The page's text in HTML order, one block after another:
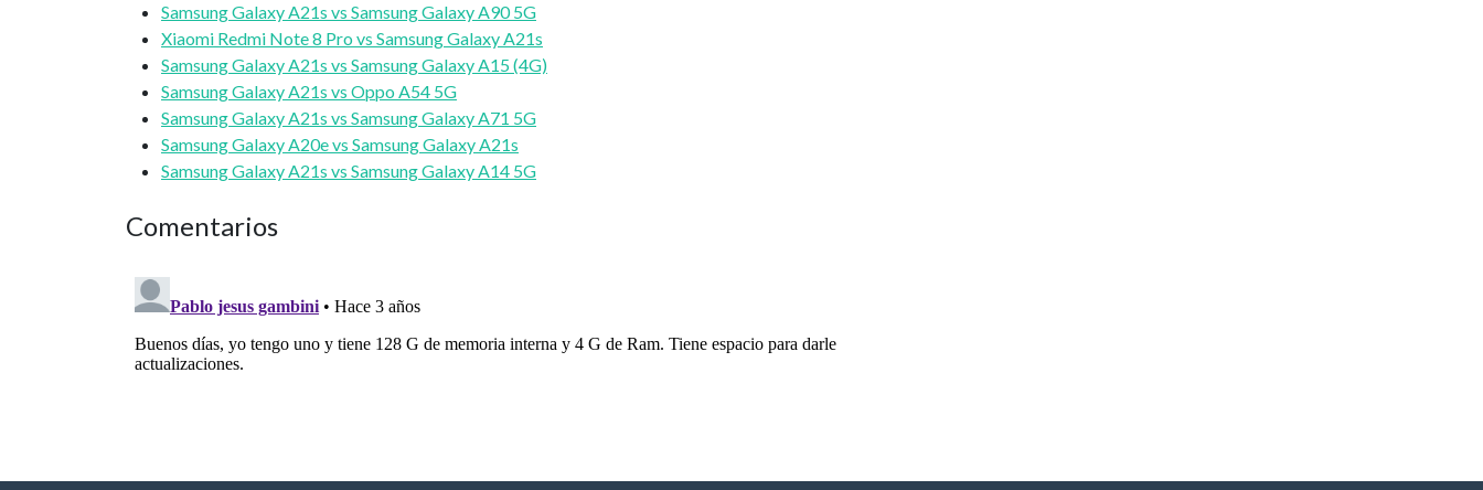
Samsung Galaxy A21s vs Samsung Galaxy A90 5G
Xiaomi Redmi Note 8 Pro vs Samsung Galaxy A21s
Samsung Galaxy A21s vs Samsung Galaxy A15 (4G)
Samsung Galaxy A21s vs Oppo A54 5G
Samsung Galaxy A21s vs Samsung Galaxy A71 5G
Samsung Galaxy A20e vs Samsung Galaxy A21s
Samsung Galaxy A21s vs Samsung Galaxy A14 5G
Comentarios